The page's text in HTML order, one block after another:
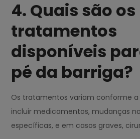
4. Quais são os
tratamentos
disponíveis
pé da barriga?
Os tratamentos variam conforme
incluir medicamentos, mudanças
específicas, e em casos graves,